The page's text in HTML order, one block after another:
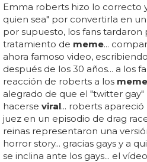
Emma roberts hizo lo correcto
quien sea" por convertirla en
por supuesto, los fans
tratamiento de meme...
ahora famoso video,
después de los 30 años... a los
reacción de roberts a los meme
alegrado de que el "twitter gay"
hacerse viral... roberts
juez en un episodio de drag
reinas representaron una
horror story... gracias gays y a
se inclina ante los gays... el